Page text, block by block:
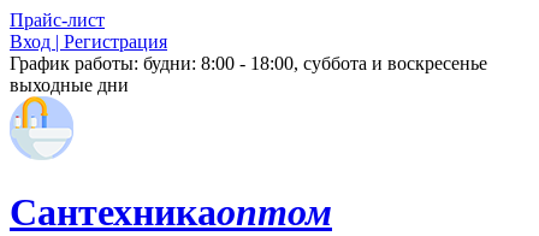
Прайс-лист
Вход | Регистрация
График работы: будни: 8:00 - 18:00, суббота и воскресенье
выходные дни
Сантехникаоптом